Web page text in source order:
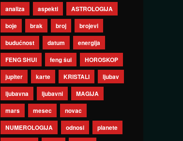
analiza aspekti
ASTROLOGIJA
boje
brak broj
brojevi
budućnost
datum
energija
FENG SHUI
feng šui
HOROSKOP
jupiter
karte KRISTALI
ljubav
ljubavna
ljubavni
MAGIJA
mars
mesec
novac
NUMEROLOGIJA
odnosi
planete